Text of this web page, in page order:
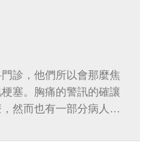
診，他們所以會那麼焦
塞。胸痛的警訊的確讓
然而也有一部分病人雖